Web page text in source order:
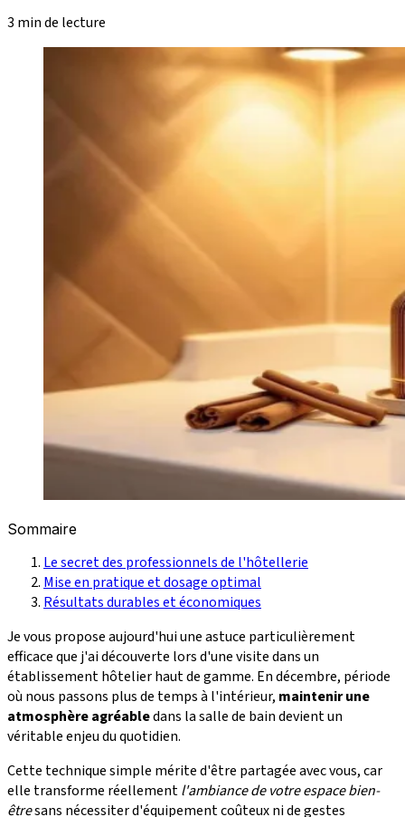
3 min de lecture
Sommaire
Le secret des professionnels de l'hôtellerie
Mise en pratique et dosage optimal
Résultats durables et économiques
Je vous propose aujourd'hui une astuce particulièrement
efficace que j'ai découverte lors d'une visite dans un
établissement hôtelier haut de gamme. En décembre, période
où nous passons plus de temps à l'intérieur, maintenir une
atmosphère agréabledans la salle de bain devient un
véritable enjeu du quotidien.
Cette technique simple mérite d'être partagée avec vous, car
elle transforme réellementl'ambiance de votre espace bien-
êtresans nécessiter d'équipement coûteux ni de gestes